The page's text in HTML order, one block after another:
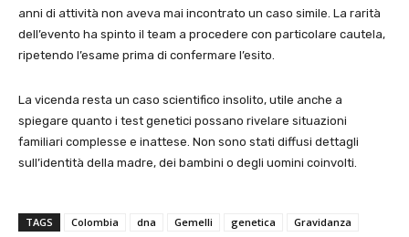
anni di attività non aveva mai incontrato un caso simile. La rarità
dell’evento ha spinto il team a procedere con particolare cautela,
ripetendo l’esame prima di confermare l’esito.
La vicenda resta un caso scientifico insolito, utile anche a
spiegare quanto i test genetici possano rivelare situazioni
familiari complesse e inattese. Non sono stati diffusi dettagli
sull’identità della madre, dei bambini o degli uomini coinvolti.
TAGS Colombia dna Gemelli genetica
Gravidanza